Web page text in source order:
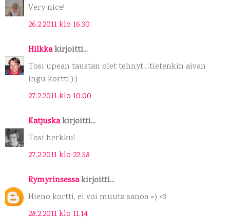
Very nice!
26.2.2011 klo 16.30
Hilkkakirjoitti...
Tosi upean taustan olet tehnyt....tietenkin aivan
ihgu kortti:):)
27.2.2011 klo 10.00
Katjuskakirjoitti...
Tosi herkku!
27.2.2011 klo 22.58
Rymyrinsessakirjoitti...
Hieno kortti, ei voi muuta sanoa =) <3
28.2.2011 klo 11.14